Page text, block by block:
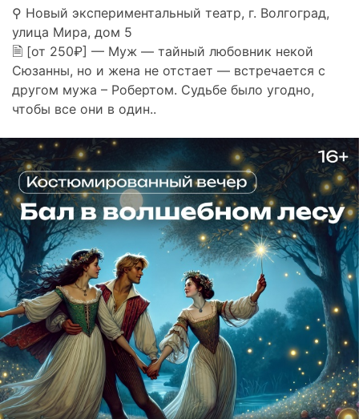
⚲ Новый экспериментальный театр, г. Волгоград,
улица Мира, дом 5
🗎 [от 250₽] — Муж — тайный любовник некой
Сюзанны, но и жена не отстает — встречается с
другом мужа – Робертом. Судьбе было угодно,
чтобы все они в один..